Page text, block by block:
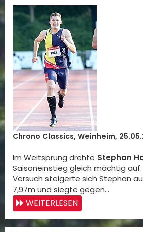
Chrono Classics, Weinheim,
Im Weitsprung drehte Stephan
Saisoneinstieg gleich mächtig
Versuch steigerte sich Stephan
7,97m und siegte gegen…
WEITERLESEN